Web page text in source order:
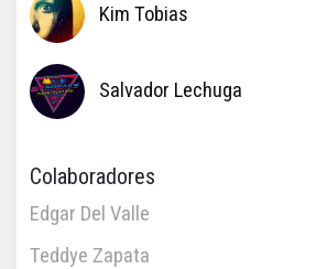
Kim Tobias
Salvador Lechuga
Colaboradores
Edgar Del Valle
Teddye Zapata